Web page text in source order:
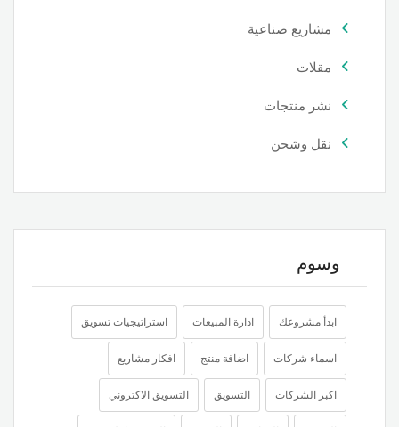
مشاريع صناعية
مقلات
نشر منتجات
نقل وشحن
وسوم
ابدأ مشروعك ادارة المبيعات استراتيجيات تسويق
اسماء شركات اضافة منتج افكار مشاريع
اكبر الشركات التسويق التسويق الاكتروني